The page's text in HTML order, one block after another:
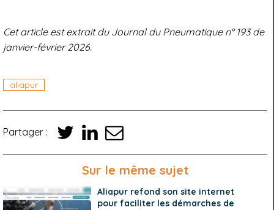
Cet article est extrait du Journal du Pneumatique n° 193 de
janvier-février 2026.
aliapur
Partager :
Sur le même sujet
Aliapur refond son site internet
pour faciliter les démarches de